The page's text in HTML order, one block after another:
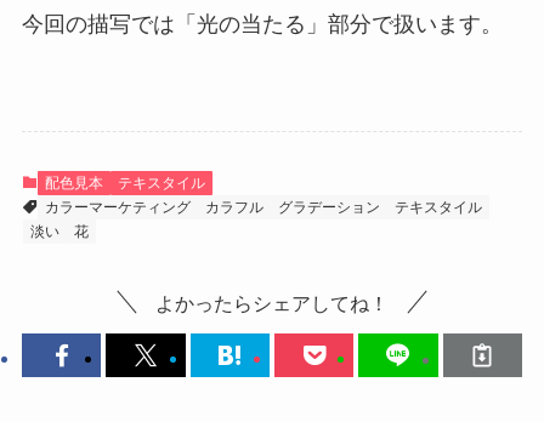
今回の描写では「光の当たる」部分で扱います。
配色見本
テキスタイル
カラーマーケティング
カラフル グラデーション
テキスタイル
淡い
花
よかったらシェアしてね！